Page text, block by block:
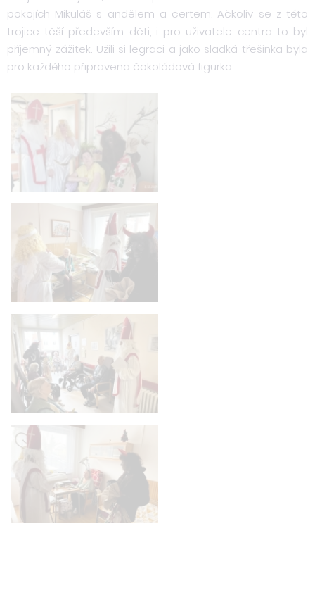
pokojích Mikuláš s andělem a čertem. Ačkoliv se z této
trojice těší především děti, i pro uživatele centra to byl
příjemný zážitek. Užili si legraci a jako sladká třešinka byla
pro každého připravena čokoládová figurka.